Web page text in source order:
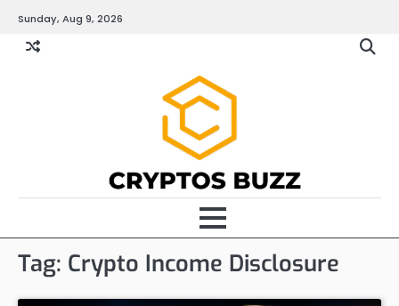
content
Sunday, Aug 9, 2026
Tag: Crypto Income Disclosure